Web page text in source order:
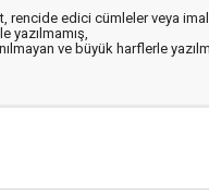
rencide edici cümleler veya
yazılmamış,
ve büyük harflerle